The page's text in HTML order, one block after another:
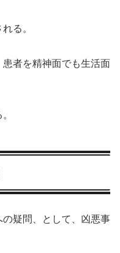
る。
者を精神面でも生活面
疑問、として、凶悪事